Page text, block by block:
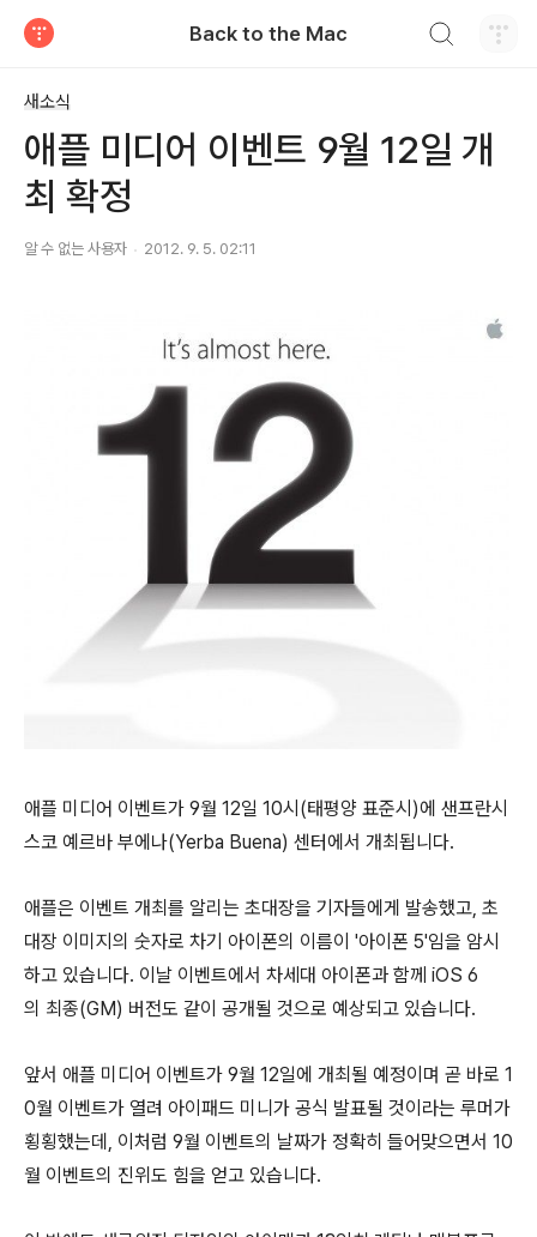
Back to the Mac
새소식
애플 미디어 이벤트 9월 12일 개
최 확정
알 수 없는 사용자 2012. 9. 5. 02:11
애플 미디어 이벤트가 9월 12일 10시(태평양 표준시)에 샌프란시
스코 예르바 부에나(Yerba Buena) 센터에서 개최됩니다.
애플은 이벤트 개최를 알리는 초대장을 기자들에게 발송했고, 초
대장 이미지의 숫자로 차기 아이폰의 이름이 '아이폰 5'임을 암시
하고 있습니다. 이날 이벤트에서 차세대 아이폰과 함께 iOS 6
의 최종(GM) 버전도 같이 공개될 것으로 예상되고 있습니다.
앞서 애플 미디어 이벤트가 9월 12일에 개최될 예정이며 곧 바로 1
0월 이벤트가 열려 아이패드 미니가 공식 발표될 것이라는 루머가
횡횡했는데, 이처럼 9월 이벤트의 날짜가 정확히 들어맞으면서 10
월 이벤트의 진위도 힘을 얻고 있습니다.